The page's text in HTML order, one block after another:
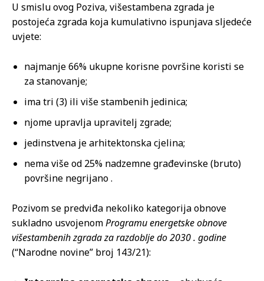
U smislu ovog Poziva, višestambena zgrada je
postojeća zgrada koja kumulativno ispunjava sljedeće
uvjete:
najmanje 66% ukupne korisne površine koristi se
za stanovanje;
ima tri (3) ili više stambenih jedinica;
njome upravlja upravitelj zgrade;
jedinstvena je arhitektonska cjelina;
nema više od 25% nadzemne građevinske (bruto)
površine negrijano .
Pozivom se predviđa nekoliko kategorija obnove
sukladno usvojenomProgramu energetske obnove
višestambenih zgrada za razdoblje do 2030 . godine
(“Narodne novine” broj 143/21):